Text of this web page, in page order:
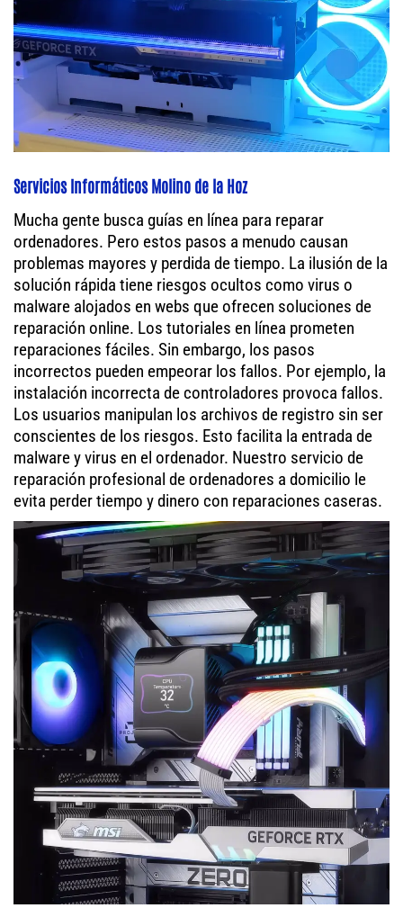
Servicios Informáticos Molino de la Hoz
Mucha gente busca guías en línea para reparar
ordenadores. Pero estos pasos a menudo causan
problemas mayores y perdida de tiempo. La ilusión de la
solución rápida tiene riesgos ocultos como virus o
malware alojados en webs que ofrecen soluciones de
reparación online. Los tutoriales en línea prometen
reparaciones fáciles. Sin embargo, los pasos
incorrectos pueden empeorar los fallos. Por ejemplo, la
instalación incorrecta de controladores provoca fallos.
Los usuarios manipulan los archivos de registro sin ser
conscientes de los riesgos. Esto facilita la entrada de
malware y virus en el ordenador. Nuestro servicio de
reparación profesional de ordenadores a domicilio le
evita perder tiempo y dinero con reparaciones caseras.